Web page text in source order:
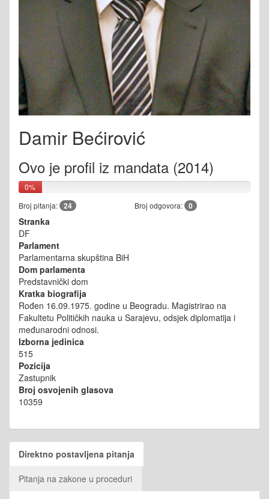
Damir Bećirović
Ovo je profil iz mandata (2014)
0%
Broj pitanja: 24 Broj odgovora: 0
Stranka
DF
Parlament
Parlamentarna skupština BiH
Dom parlamenta
Predstavnički dom
Kratka biografija
Rođen 16.09.1975. godine u Beogradu. Magistrirao na
Fakultetu Političkih nauka u Sarajevu, odsjek diplomatija i
međunarodni odnosi.
Izborna jedinica
515
Pozicija
Zastupnik
Broj osvojenih glasova
10359
Direktno postavljena pitanja
Pitanja na zakone u proceduri